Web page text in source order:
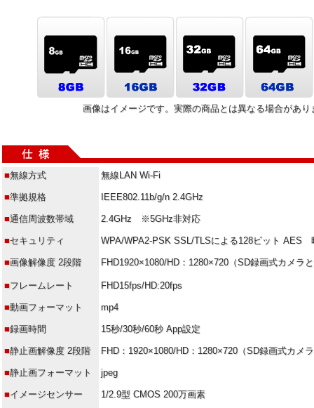
画像はイメージです。実際の商品とは異なる場合があり
■無線方式 無線LAN Wi-Fi
■準拠規格 IEEE802.11b/g/n 2.4GHz
■通信周波数帯域 2.4GHz ※5GHz非対応
■セキュリティ WPA/WPA2-PSK SSL/TLSによる128ビット AES
■画像解像度 2段階 FHD1920×1080/HD：1280×720（SD録画式カメラ
■フレームレート FHD15fps/HD:20fps
■動画フォーマット mp4
■録画時間 15秒/30秒/60秒 App設定
■静止画解像度 2段階 FHD：1920×1080/HD：1280×720（SD録画式カメ
■静止画フォーマット jpeg
■イメージセンサー 1/2.9型 CMOS 200万画素